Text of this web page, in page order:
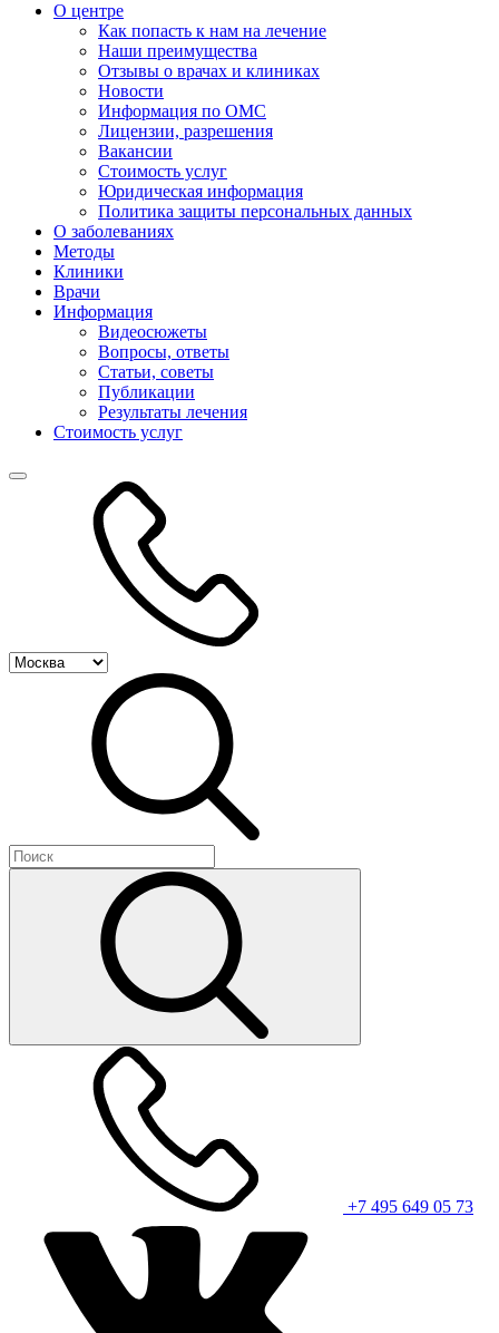
О центре
Как попасть к нам на лечение
Наши преимущества
Отзывы о врачах и клиниках
Новости
Информация по ОМС
Лицензии, разрешения
Вакансии
Стоимость услуг
Юридическая информация
Политика защиты персональных данных
О заболеваниях
Методы
Клиники
Врачи
Информация
Видеосюжеты
Вопросы, ответы
Статьи, советы
Публикации
Результаты лечения
Стоимость услуг
+7 495 649 05 73